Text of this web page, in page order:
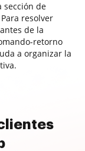
sección de
resolver
de la
retorno
a organizar la